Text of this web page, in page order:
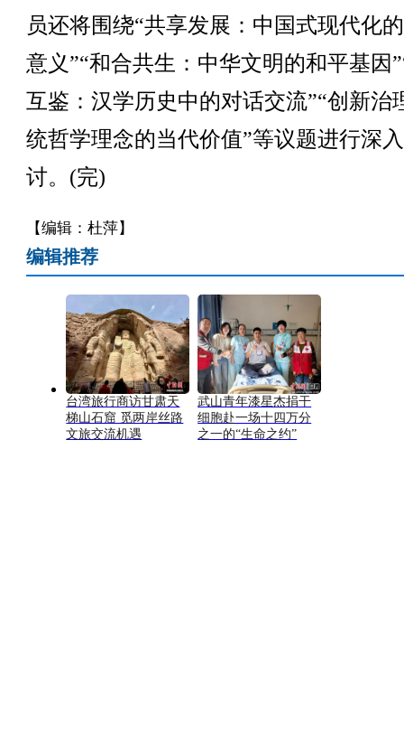
员还将围绕“共享发展：中国式现代化
意义”“和合共生：中华文明的和平基因
互鉴：汉学历史中的对话交流”“创新治
统哲学理念的当代价值”等议题进行深
讨。(完)
【编辑：杜萍】
编辑推荐
台湾旅行商访甘肃天
梯山石窟 觅两岸丝路
文旅交流机遇
武山青年漆星杰捐干
细胞赴一场十四万分
之一的“生命之约”